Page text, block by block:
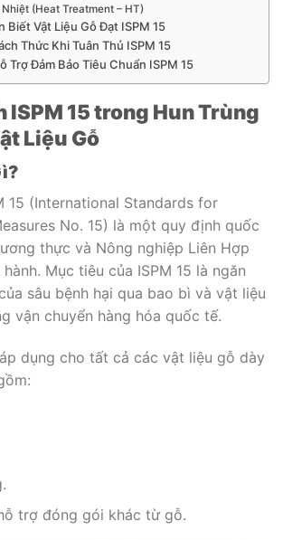
(Heat Treatment – HT)
Biết Vật Liệu Gỗ Đạt ISPM 15
Thức Khi Tuân Thủ ISPM 15
Trợ Đảm Bảo Tiêu Chuẩn ISPM 15
ISPM 15 trong Hun Trùng
Liệu Gỗ
15 (International Standards for
No. 15) là một quy định quốc
thực và Nông nghiệp Liên Hợp
Mục tiêu của ISPM 15 là ngăn
sâu bệnh hại qua bao bì và vật liệu
vận chuyển hàng hóa quốc tế.
dụng cho tất cả các vật liệu gỗ dày
trợ đóng gói khác từ gỗ.